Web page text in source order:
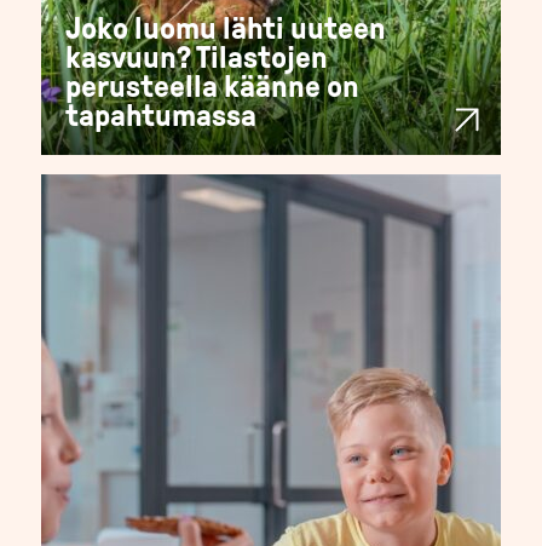
Joko luomu lähti uuteen
kasvuun? Tilastojen
perusteella käänne on
tapahtumassa